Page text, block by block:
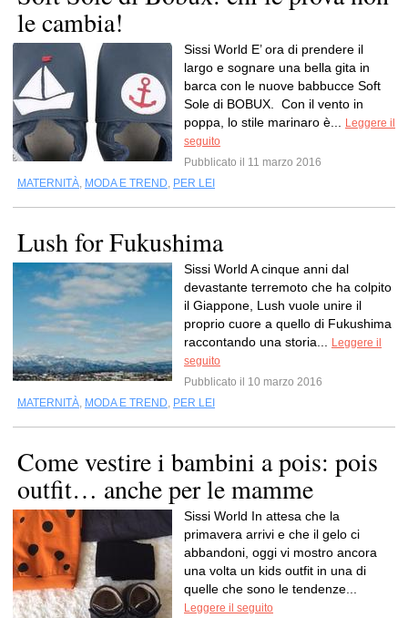
le cambia!
Sissi World E’ ora di prendere il
largo e sognare una bella gita in
barca con le nuove babbucce Soft
Sole di BOBUX. Con il vento in
poppa, lo stile marinaro è...
Leggere il
seguito
Pubblicato il 11 marzo 2016
MATERNITÀ, MODA E TREND, PER LEI
Lush for Fukushima
Sissi World A cinque anni dal
devastante terremoto che ha colpito
il Giappone, Lush vuole unire il
proprio cuore a quello di Fukushima
raccontando una storia...
Leggere il
seguito
Pubblicato il 10 marzo 2016
MATERNITÀ, MODA E TREND, PER LEI
Come vestire i bambini a pois: pois
outfit… anche per le mamme
Sissi World In attesa che la
primavera arrivi e che il gelo ci
abbandoni, oggi vi mostro ancora
una volta un kids outfit in una di
quelle che sono le tendenze...
Leggere il seguito